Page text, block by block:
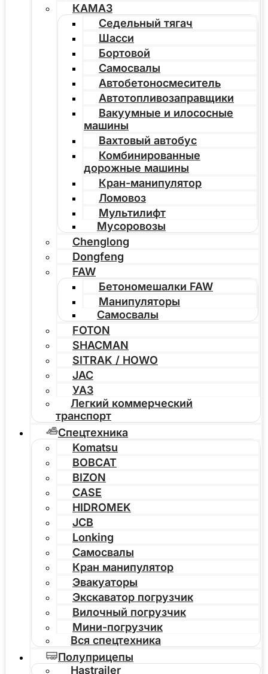
КАМАЗ
Седельный тягач
Шасси
Бортовой
Самосвалы
Автобетоносмеситель
Автотопливозаправщики
Вакуумные и илососные
машины
Вахтовый автобус
Комбинированные
дорожные машины
Кран-манипулятор
Ломовоз
Мультилифт
Мусоровозы
Chenglong
Dongfeng
FAW
Бетономешалки FAW
Манипуляторы
Самосвалы
FOTON
SHACMAN
SITRAK / HOWO
JAC
УАЗ
Легкий коммерческий
транспорт
Спецтехника
Komatsu
BOBCAT
BIZON
CASE
HIDROMEK
JCB
Lonking
Самосвалы
Кран манипулятор
Эвакуаторы
Экскаватор погрузчик
Вилочный погрузчик
Мини-погрузчик
Вся спецтехника
Полуприцепы
Hastrailer